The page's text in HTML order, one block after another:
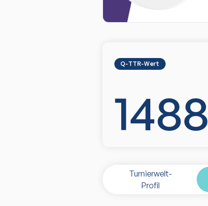
Q-TTR-Wert
1488
Turnierwelt-
Profil